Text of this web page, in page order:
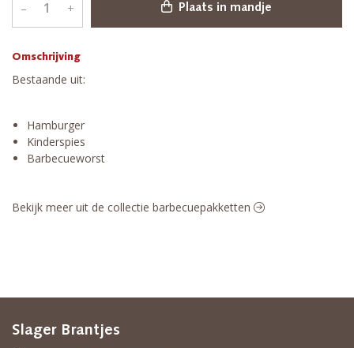
Omschrijving
Bestaande uit:
Hamburger
Kinderspies
Barbecueworst
– + Plaats in mandje
Bekijk meer uit de collectie barbecuepakketten
Slager Brantjes